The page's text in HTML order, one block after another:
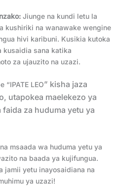
Jiunge na kundi letu la
kushiriki na wanawake wengine
hivi karibuni. Kusikia kutoka
kusaidia sana katika
za ujauzito na uzazi.
“IPATE LEO” kisha jaza
utapokea maelekezo ya
za huduma yetu ya
msaada wa huduma yetu ya
na baada ya kujifungua.
jamii yetu inayosaidiana na
ya uzazi!